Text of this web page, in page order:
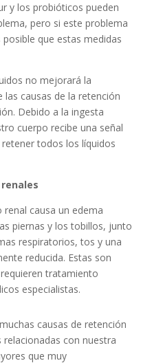
y los probióticos pueden
pero si este problema
que estas medidas
no mejorará la
las causas de la retención
Debido a la ingesta
cuerpo recibe una señal
todos los líquidos
renal causa un edema
piernas y los tobillos, junto
respiratorios, tos y una
reducida. Estas son
tratamiento
especialistas.
causas de retención
relacionadas con nuestra
que muy